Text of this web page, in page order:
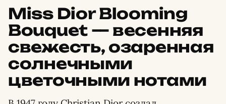
Miss Dior Blooming
Bouquet — весенняя
свежесть, озаренная
солнечными
цветочными нотами